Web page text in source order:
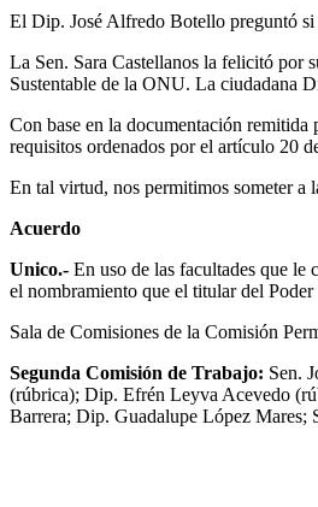
El Dip. José Alfredo Botello preguntó si
La Sen. Sara Castellanos la felicitó por
Sustentable de la ONU. La ciudadana
Con base en la documentación
requisitos ordenados por el artículo 20
En tal virtud, nos permitimos someter a
Acuerdo
Unico.- En uso de las facultades que
el nombramiento que el titular del
Sala de Comisiones de la Comisión
Segunda Comisión de Trabajo: Sen.
(rúbrica); Dip. Efrén Leyva Acevedo
Barrera; Dip. Guadalupe López Mares;